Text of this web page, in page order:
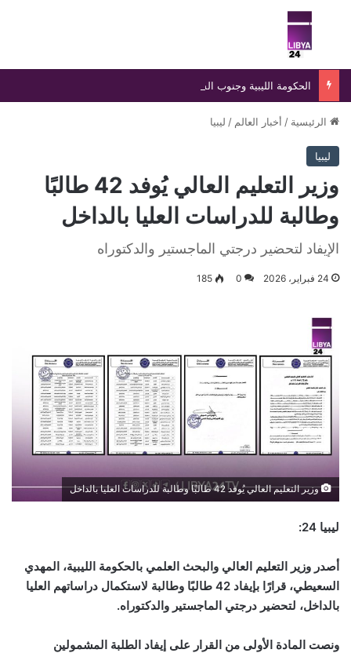
بحث عن
الرئيسية / أخبار العالم / ليبيا
ليبيا
وزير التعليم العالي يُوفد 42 طالبًا
وطالبة للدراسات العليا بالداخل
الإيفاد لتحضير درجتي الماجستير والدكتوراه
24 فبراير، 2026 0
185
وزير التعليم العالي يُوفد 42 طالبًا وطالبة للدراسات العليا بالداخل
ليبيا 24:
أصدر وزير التعليم العالي والبحث العلمي بالحكومة الليبية، المهدي
السعيطي، قرارًا بإيفاد 42 طالبًا وطالبة لاستكمال دراساتهم العليا
بالداخل، لتحضير درجتي الماجستير والدكتوراه.
ونصت المادة الأولى من القرار على إيفاد الطلبة المشمولين